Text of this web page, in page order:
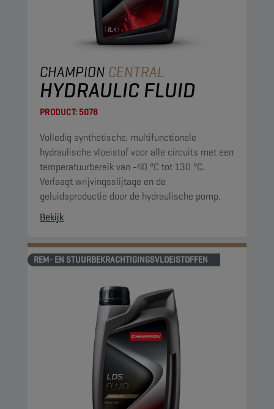
CHAMPION CENTRAL
HYDRAULIC FLUID
PRODUCT:5078
Volledig synthetische, multifunctionele
hydraulische vloeistof voor alle circuits met een
temperatuurbereik van -40 °C tot 130 °C.
Verlaagt wrijvingsslijtage en de
geluidsproductie door de hydraulische pomp.
Bekijk
REM- EN STUURBEKRACHTIGINGSVLOEISTOFFEN